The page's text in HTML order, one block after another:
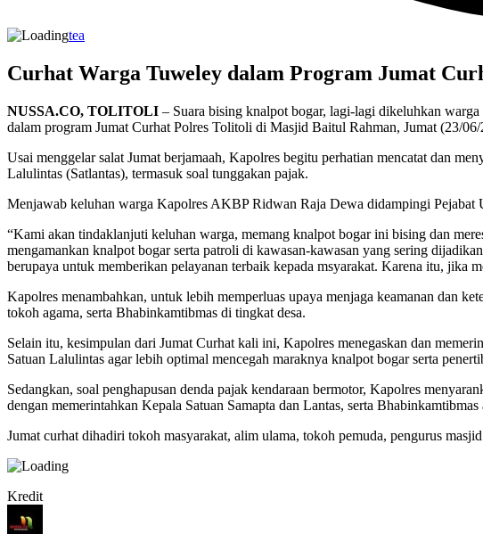
tea
Curhat Warga Tuweley dalam Program Jumat
NUSSA.CO, TOLITOLI – Suara bising knalpot bogar, lagi-lagi dikeluhkan
dalam program Jumat Curhat Polres Tolitoli di Masjid Baitul Rahman, Jumat (23/06/
Usai menggelar salat Jumat berjamaah, Kapolres begitu perhatian mencatat dan
Lalulintas (Satlantas), termasuk soal tunggakan pajak.
Menjawab keluhan warga Kapolres AKBP Ridwan Raja Dewa didampingi Pejabat
“Kami akan tindaklanjuti keluhan warga, memang knalpot bogar ini bising dan
mengamankan knalpot bogar serta patroli di kawasan-kawasan yang sering
berupaya untuk memberikan pelayanan terbaik kepada msyarakat. Karena itu, jika
Kapolres menambahkan, untuk lebih memperluas upaya menjaga keamanan dan
tokoh agama, serta Bhabinkamtibmas di tingkat desa.
Selain itu, kesimpulan dari Jumat Curhat kali ini, Kapolres menegaskan dan
Satuan Lalulintas agar lebih optimal mencegah maraknya knalpot bogar serta
Sedangkan, soal penghapusan denda pajak kendaraan bermotor, Kapolres
dengan memerintahkan Kepala Satuan Samapta dan Lantas, serta
Jumat curhat dihadiri tokoh masyarakat, alim ulama, tokoh pemuda, pengurus
Kredit